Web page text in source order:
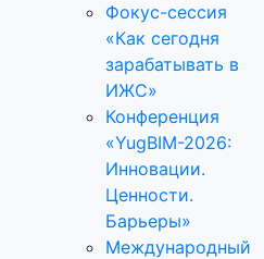
Фокус-сессия
«Как сегодня
зарабатывать в
ИЖС»
Конференция
«YugBIM-2026:
Инновации.
Ценности.
Барьеры»
Международный